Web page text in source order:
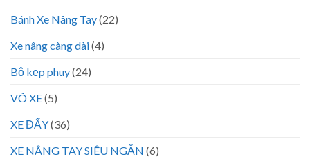
Bánh Xe Nâng Tay(22)
Xe nâng càng dài(4)
Bộ kẹp phuy(24)
VÕ XE(5)
XE ĐẨY(36)
XE NÂNG TAY SIÊU NGẮN (6)